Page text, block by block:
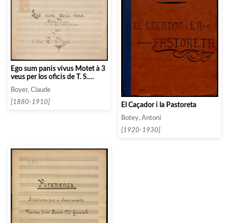
Ego sum panis vivus Motet à 3
veus per los oficis de T. S.
Boyer, Claude
[1880-1910]
El Caçador i la Pastoreta
Botey, Antoni
[1920-1930]